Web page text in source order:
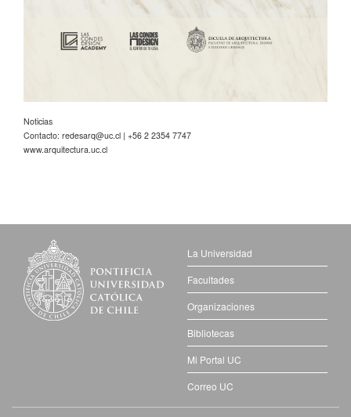
Noticias
Contacto: redesarq@uc.cl | +56 2 2354 7747
www.arquitectura.uc.cl
La Universidad
Facultades
Organizaciones
Bibliotecas
Mi Portal UC
Correo UC